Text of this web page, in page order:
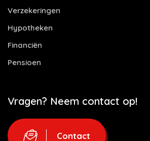
Verzekeringen
Hypotheken
Financiën
Pensioen
Vragen? Neem contact op!
Contact